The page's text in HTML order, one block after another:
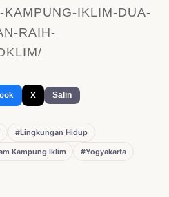
KAMPUNG-IKLIM-DUA-
RAIH-
X Salin
#Lingkungan Hidup
Kampung Iklim #Yogyakarta